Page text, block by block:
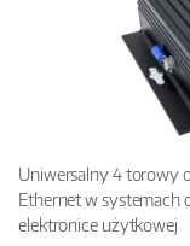
Uniwersalny 4 torowy
Ethernet w systemach
elektronice użytkowej